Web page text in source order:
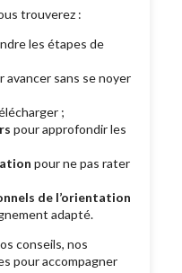
trouverez :
les étapes de
avancer sans se noyer
;
pour approfondir les
pour ne pas rater
de l’orientation
adapté.
conseils, nos
pour accompagner